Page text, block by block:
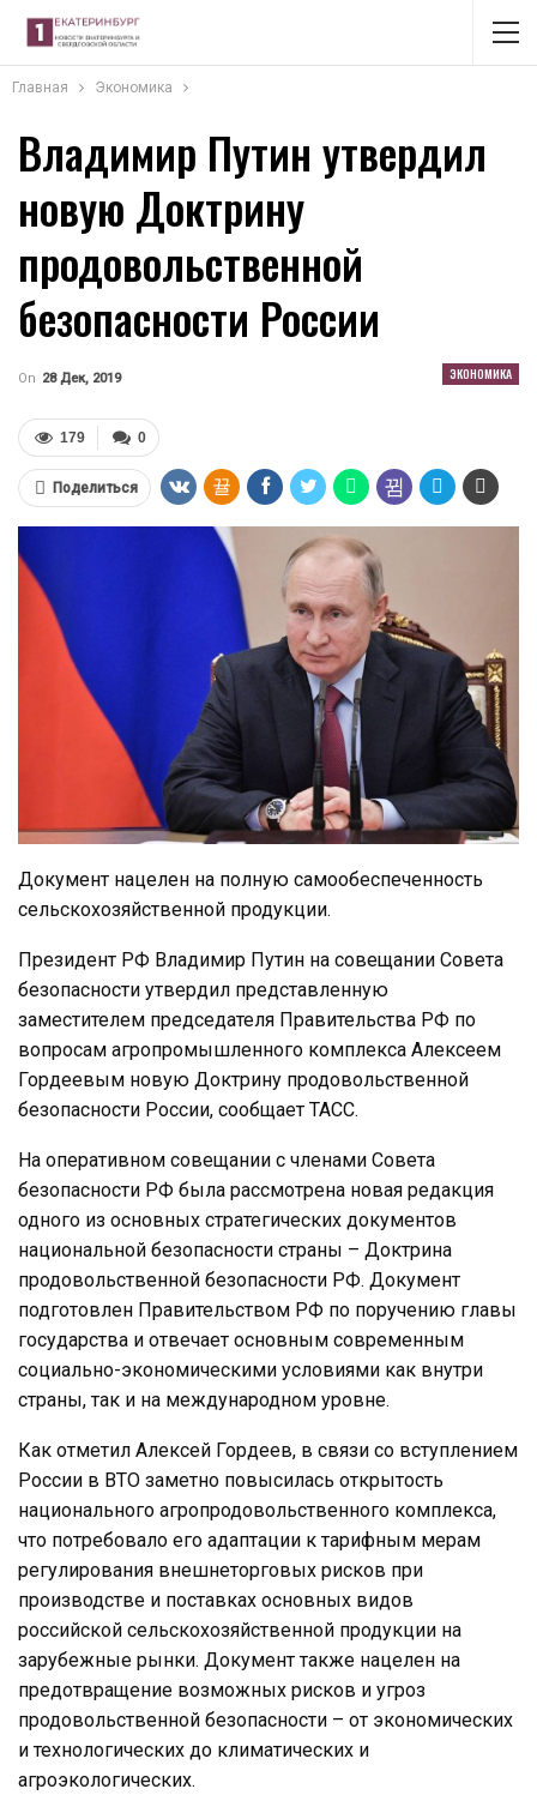
Главная Экономика
Владимир Путин утвердил
новую Доктрину
продовольственной
безопасности России
ЭКОНОМИКА
On 28 Дек, 2019
0
179
Поделиться
Документ нацелен на полную самообеспеченность
сельскохозяйственной продукции.
Президент РФ Владимир Путин на совещании Совета
безопасности утвердил представленную
заместителем председателя Правительства РФ по
вопросам агропромышленного комплекса Алексеем
Гордеевым новую Доктрину продовольственной
безопасности России, сообщает ТАСС.
На оперативном совещании с членами Совета
безопасности РФ была рассмотрена новая редакция
одного из основных стратегических документов
национальной безопасности страны – Доктрина
продовольственной безопасности РФ. Документ
подготовлен Правительством РФ по поручению главы
государства и отвечает основным современным
социально-экономическими условиями как внутри
страны, так и на международном уровне.
Как отметил Алексей Гордеев, в связи со вступлением
России в ВТО заметно повысилась открытость
национального агропродовольственного комплекса,
что потребовало его адаптации к тарифным мерам
регулирования внешнеторговых рисков при
производстве и поставках основных видов
российской сельскохозяйственной продукции на
зарубежные рынки. Документ также нацелен на
предотвращение возможных рисков и угроз
продовольственной безопасности – от экономических
и технологических до климатических и
агроэкологических.